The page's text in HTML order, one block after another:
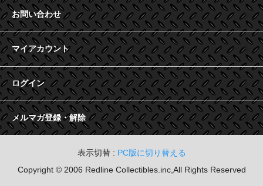
お問い合わせ
マイアカウント
ログイン
メルマガ登録・解除
表示切替 : PC版に切り替える
Copyright © 2006 Redline Collectibles.inc,All Rights Reserved